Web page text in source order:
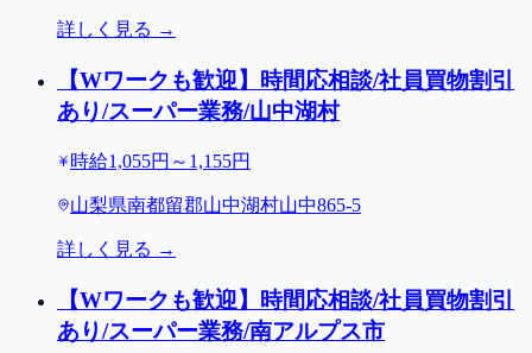
詳しく見る →
【Wワークも歓迎】時間応相談/社員買物割引
あり/スーパー業務/山中湖村
時給1,055円～1,155円
山梨県南都留郡山中湖村山中865-5
詳しく見る →
【Wワークも歓迎】時間応相談/社員買物割引
あり/スーパー業務/南アルプス市